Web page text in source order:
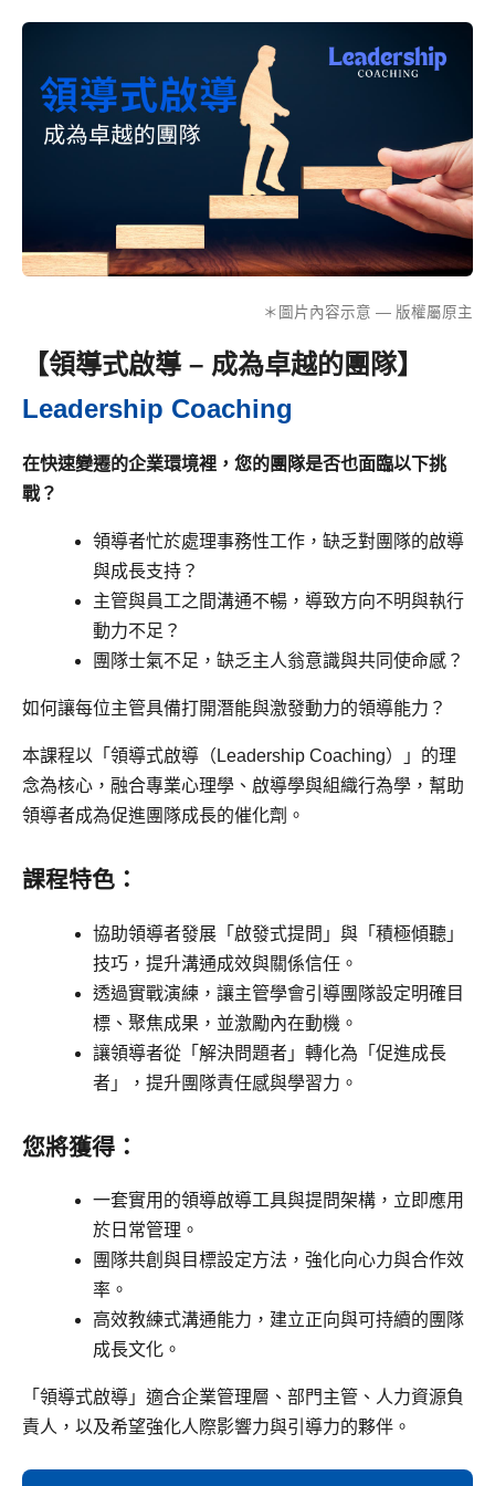
＊圖片內容示意 — 版權屬原主
【領導式啟導 – 成為卓越的團隊】
Leadership Coaching
在快速變遷的企業環境裡，您的團隊是否也面臨以下挑
戰？
領導者忙於處理事務性工作，缺乏對團隊的啟導
與成長支持？
主管與員工之間溝通不暢，導致方向不明與執行
動力不足？
團隊士氣不足，缺乏主人翁意識與共同使命感？
如何讓每位主管具備打開潛能與激發動力的領導能力？
本課程以「領導式啟導（Leadership Coaching）」的理
念為核心，融合專業心理學、啟導學與組織行為學，幫助
領導者成為促進團隊成長的催化劑。
課程特色：
協助領導者發展「啟發式提問」與「積極傾聽」
技巧，提升溝通成效與關係信任。
透過實戰演練，讓主管學會引導團隊設定明確目
標、聚焦成果，並激勵內在動機。
讓領導者從「解決問題者」轉化為「促進成長
者」，提升團隊責任感與學習力。
您將獲得：
一套實用的領導啟導工具與提問架構，立即應用
於日常管理。
團隊共創與目標設定方法，強化向心力與合作效
率。
高效教練式溝通能力，建立正向與可持續的團隊
成長文化。
「領導式啟導」適合企業管理層、部門主管、人力資源負
責人，以及希望強化人際影響力與引導力的夥伴。